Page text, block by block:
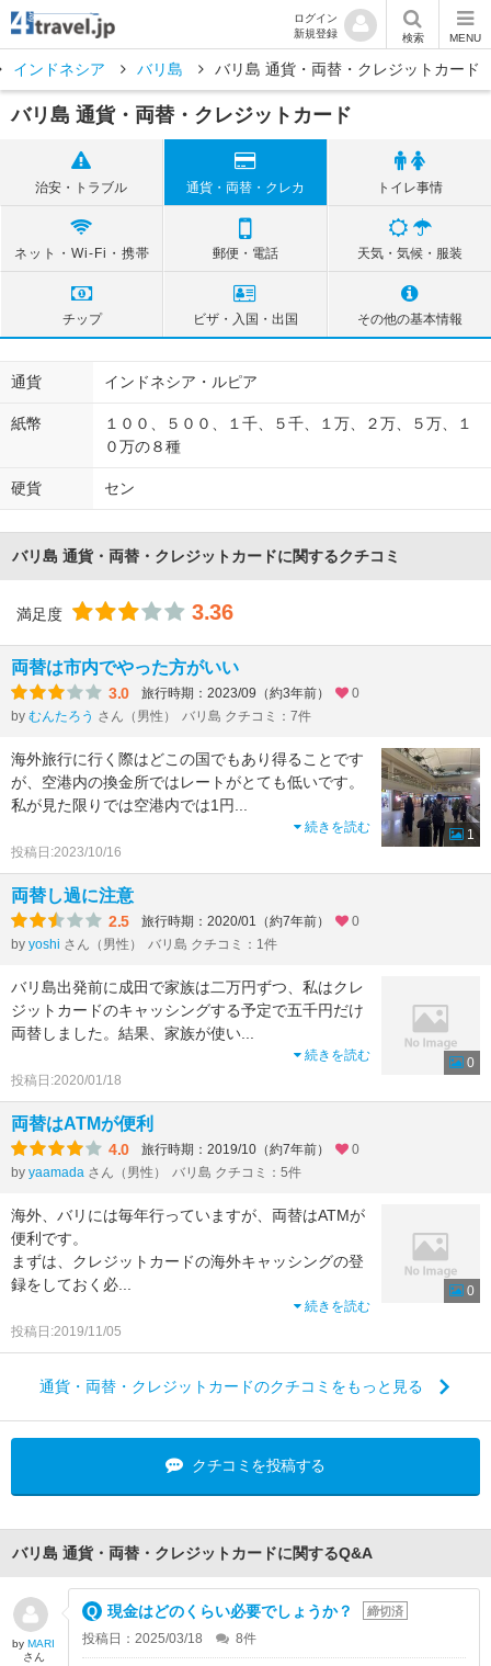
ログイン
新規登録
検索 MENU
インドネシア バリ島 バリ島 通貨・両替・クレジットカード
バリ島 通貨・両替・クレジットカード
治安・トラブル 通貨・両替・クレカ トイレ事情
ネット・Wi-Fi・携帯 郵便・電話 天気・気候・服装
チップ ビザ・入国・出国 その他の基本情報
通貨 インドネシア・ルピア
紙幣
１００、５００、１千、５千、１万、２万、５万、１
０万の８種
硬貨 セン
バリ島 通貨・両替・クレジットカードに関するクチコミ
満足度 3.36
両替は市内でやった方がいい
3.0 旅行時期：2023/09（約3年前）
0
by むんたろう さん（男性） バリ島 クチコミ：7件
海外旅行に行く際はどこの国でもあり得ることです
が、空港内の換金所ではレートがとても低いです。
私が見た限りでは空港内では1円
続きを読む
投稿日:2023/10/16
1
両替し過に注意
2.5 旅行時期：2020/01（約7年前）
0
by yoshi さん（男性） バリ島 クチコミ：1件
バリ島出発前に成田で家族は二万円ずつ、私はクレ
ジットカードのキャッシングする予定で五千円だけ
両替しました。結果、家族が使い
続きを読む
投稿日:2020/01/18
0
両替はATMが便利
4.0 旅行時期：2019/10（約7年前）
0
by yaamada さん（男性） バリ島 クチコミ：5件
海外、バリには毎年行っていますが、両替はATMが
便利です。
まずは、クレジットカードの海外キャッシングの登
録をしておく必
続きを読む
投稿日:2019/11/05
0
通貨・両替・クレジットカードのクチコミをもっと見る
クチコミを投稿する
バリ島 通貨・両替・クレジットカードに関するQ&A
現金はどのくらい必要でしょうか？ 締切済
投稿日：2025/03/18 8件
byMARI
さん